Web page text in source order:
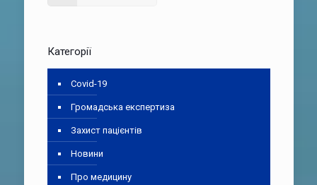
Категорії
Covid-19
Громадська експертиза
Захист пацієнтів
Новини
Про медицину